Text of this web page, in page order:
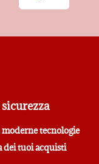
tecnologie
dei tuoi acquisti